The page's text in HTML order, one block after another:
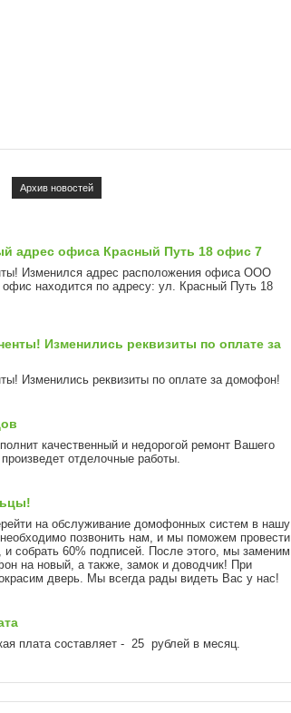
Архив новостей
адрес офиса Красный Путь 18 офис 7
Изменился адрес расположения офиса ООО
находится по адресу: ул. Красный Путь 18
Изменились реквизиты по оплате за
Изменились реквизиты по оплате за домофон!
качественный и недорогой ремонт Вашего
отделочные работы.
на обслуживание домофонных систем в нашу
позвонить нам, и мы поможем провести
и собрать 60% подписей. После этого, мы заменим
на новый, а также, замок и доводчик! При
дверь. Мы всегда рады видеть Вас у нас!
плата составляет - 25 рублей в месяц.